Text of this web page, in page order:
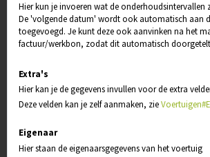
Hier kun je invoeren wat de
De 'volgende datum' wordt ook automatisch aan
toegevoegd. Je kunt deze ook aanvinken na het
factuur/werkbon, zodat dit automatisch
Extra's
Hier kan je de gegevens invullen voor de extra
Deze velden kan je zelf aanmaken, zie
Eigenaar
Hier staan de eigenaarsgegevens van het voertuig